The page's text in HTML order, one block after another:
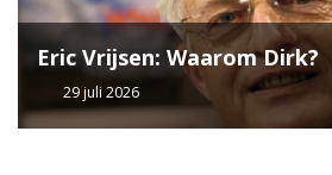
Eric Vrijsen: Waarom Dirk?
29 juli 2026